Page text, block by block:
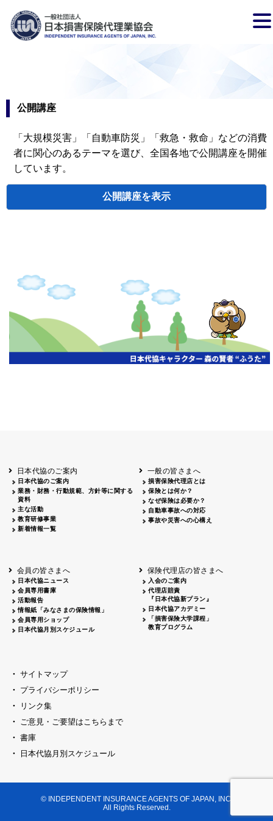
公開講座
「大規模災害」「自動車防災」「救急・救命」などの消費
者に関心のあるテーマを選び、全国各地で公開講座を開催
しています。
公開講座
申し訳ございません、この年度の情報はまだありません。
日本代協のご案内
日本代協のご案内
業務・財務・行動規範、方針等に関する
資料
主な活動
教育研修事業
新着情報一覧
一般の皆さまへ
損害保険代理店とは
保険とは何か？
なぜ保険は必要か？
自動車事故への対応
事故や災害への心構え
会員の皆さまへ
日本代協ニュース
会員専用書庫
活動報告
情報紙「みなさまの保険情報」
会員専用ショップ
日本代協月別スケジュール
保険代理店の皆さまへ
入会のご案内
代理店賠責
『日本代協新プラン』
日本代協アカデミー
「損害保険大学課程」
教育プログラム
サイトマップ
プライバシーポリシー
リンク集
ご意見・ご要望はこちらまで
書庫
日本代協月別スケジュール
© INDEPENDENT INSURANCE AGENTS OF JAPAN, INC.
All Rights Reserved.